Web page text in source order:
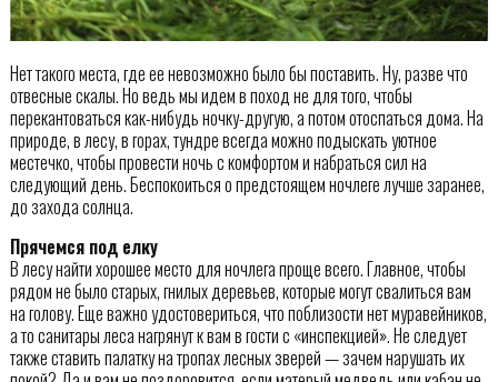
Нет такого места, где ее невозможно было бы поставить. Ну, разве что
отвесные скалы. Но ведь мы идем в поход не для того, чтобы
перекантоваться как-нибудь ночку-другую, а потом отоспаться дома. На
природе, в лесу, в горах, тундре всегда можно подыскать уютное
местечко, чтобы провести ночь с комфортом и набраться сил на
следующий день. Беспокоиться о предстоящем ночлеге лучше заранее,
до захода солнца.
Прячемся под елку
В лесу найти хорошее место для ночлега проще всего. Главное, чтобы
рядом не было старых, гнилых деревьев, которые могут свалиться вам
на голову. Еще важно удостовериться, что поблизости нет муравейников,
а то санитары леса нагрянут к вам в гости с «инспекцией». Не следует
также ставить палатку на тропах лесных зверей — зачем нарушать их